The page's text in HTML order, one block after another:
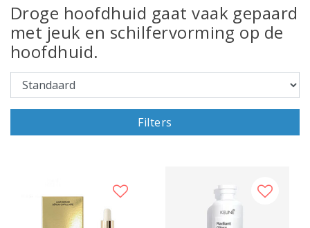
Droge hoofdhuid gaat vaak gepaard
met jeuk en schilfervorming op de
hoofdhuid.
Filters